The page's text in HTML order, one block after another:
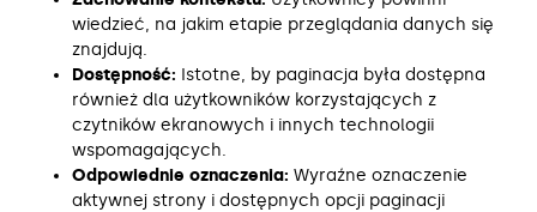
wiedzieć, na jakim etapie przeglądania danych się
znajdują.
Dostępność: Istotne, by paginacja była dostępna
również dla użytkowników korzystających z
czytników ekranowych i innych technologii
wspomagających.
Odpowiednie oznaczenia: Wyraźne oznaczenie
aktywnej strony i dostępnych opcji paginacji